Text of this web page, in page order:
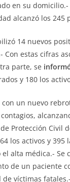
en su domicilio.-
alcanzó los 245
14 nuevos
Con estas cifras
parte, se
y 180 los
con un nuevo
Protección Civil
los activos y 395
alta médica.- Se
de un paciente
de víctimas fatales.-